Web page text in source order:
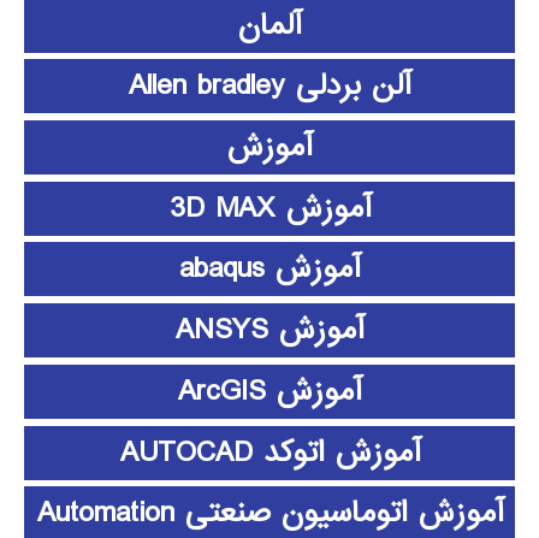
آلمان
آلن بردلی Allen bradley
آموزش
آموزش 3D MAX
آموزش abaqus
آموزش ANSYS
آموزش ArcGIS
آموزش اتوکد AUTOCAD
آموزش اتوماسیون صنعتی Automation